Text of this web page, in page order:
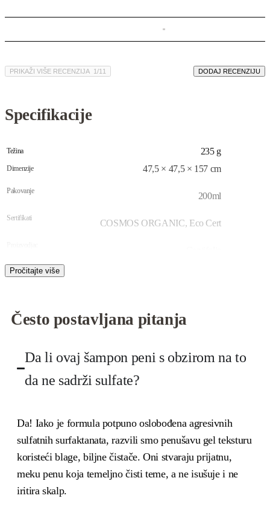
PRIKAŽI VIŠE RECENZIJA / DODAJ RECENZIJU
Specifikacije
Težina 235 g
Dimenzije 47,5 × 47,5 × 157 cm
Pakovanje 200ml
Sertifikati COSMOS ORGANIC, Eco Cert
Uvoznik
Brend
Često postavljana pitanja
Da li ovaj šampon peni s obzirom na to
da ne sadrži sulfate?
Da! Iako je formula potpuno oslobođena agresivnih
sulfatnih surfaktanata, razvili smo penušavu gel teksturu
koristeći blage, biljne čistače. Oni stvaraju prijatnu,
meku penu koja temeljno čisti teme, a ne isušuje i ne
iritira skalp.